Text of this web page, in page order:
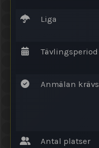
Liga
Tävlingsperiod
Anmälan krävs
Antal platser